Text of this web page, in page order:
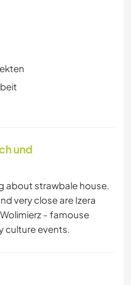
und
about strawbale house.
very close are Izera
- famouse
culture events.